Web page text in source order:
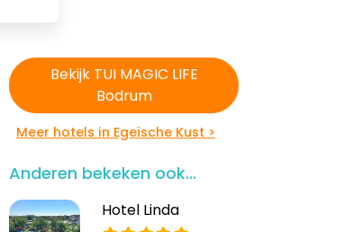
Bekijk meer
foto's
Bekijk TUI MAGIC LIFE
Bodrum
Meer hotels in Egeïsche Kust >
Anderen bekeken ook...
Hotel Linda